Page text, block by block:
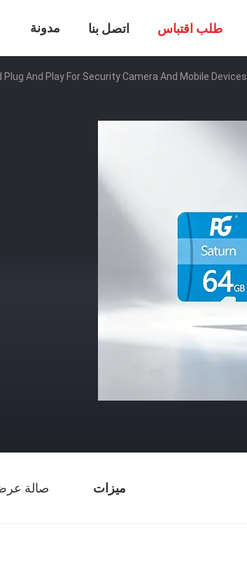
مدونة اتصل بنا طلب اقتباس
And Play For Security Camera And Mobile Devices
ميزات صالة